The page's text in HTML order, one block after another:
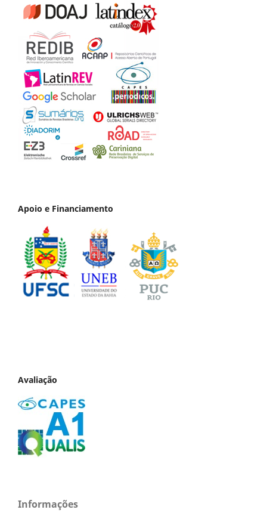
Apoio e Financiamento
Avaliação
Informações